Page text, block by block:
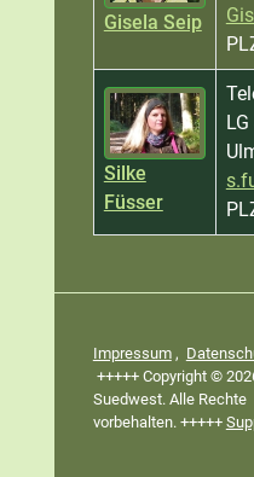
Gisela Seip
Silke
Füsser
Impressum,
+++++ Copyright ©
Suedwest. Alle Rechte
vorbehalten. +++++